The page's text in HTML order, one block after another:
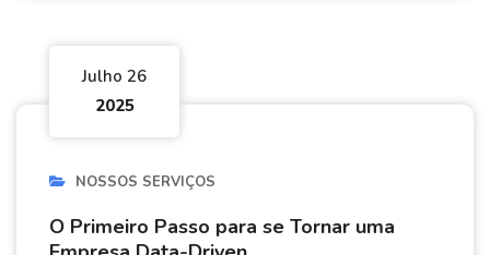
Julho 26
2025
NOSSOS SERVIÇOS
O Primeiro Passo para se Tornar uma